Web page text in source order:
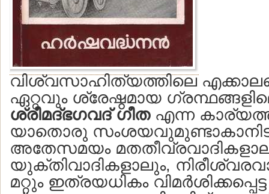
വിശ്വസാഹിത്യത്തിലെ
ഏറ്റവും ശ്രേഷ്ഠമായ
ശ്രീമദ്ഭഗവദ് ഗീതഎന്ന
യാതൊരു
അതേസമയം
യുക്തിവാദികളാലും,
മറ്റും ഇത്രയധികം